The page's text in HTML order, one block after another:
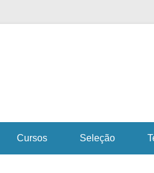
em Saúde e
Cursos Seleção